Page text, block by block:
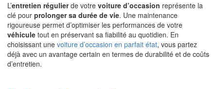
L’entretien régulierde votre voiture d’occasion représente la
clé pour prolonger sa durée de vie. Une maintenance
rigoureuse permet d’optimiser les performances de votre
véhicule tout en préservant sa fiabilité au quotidien. En
choisissant une voiture d’occasion en parfait état, vous partez
déjà avec un avantage certain en termes de durabilité et de coûts
d’entretien.